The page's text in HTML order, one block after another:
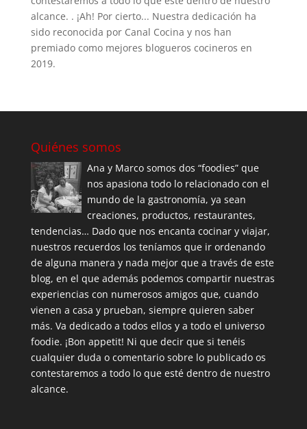
alcance. . ¡Ah! Por cierto... Nuestra dedicación ha
sido reconocida por Canal Cocina y nos han
premiado como mejores blogueros cocineros en
2019.
Quiénes somos
Ana y Marco somos dos “foodies” que
nos apasiona todo lo relacionado con el
mundo de la gastronomía, ya sean
creaciones, productos, restaurantes,
tendencias… Dado que nos encanta cocinar y viajar,
nuestros recuerdos los teníamos que ir ordenando
de alguna manera y nada mejor que a través de este
blog, en el que además podemos compartir nuestras
experiencias con numerosos amigos que, cuando
vienen a casa y prueban, siempre quieren saber
más. Va dedicado a todos ellos y a todo el universo
foodie. ¡Bon appetit! Ni que decir que si tenéis
cualquier duda o comentario sobre lo publicado os
contestaremos a todo lo que esté dentro de nuestro
alcance.